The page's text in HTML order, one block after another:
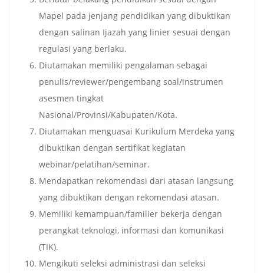
Mapel pada jenjang pendidikan yang dibuktikan
dengan salinan Ijazah yang linier sesuai dengan
regulasi yang berlaku.
Diutamakan memiliki pengalaman sebagai
penulis/reviewer/pengembang soal/instrumen
asesmen tingkat
Nasional/Provinsi/Kabupaten/Kota.
Diutamakan menguasai Kurikulum Merdeka yang
dibuktikan dengan sertifikat kegiatan
webinar/pelatihan/seminar.
Mendapatkan rekomendasi dari atasan langsung
yang dibuktikan dengan rekomendasi atasan.
Memiliki kemampuan/familier bekerja dengan
perangkat teknologi, informasi dan komunikasi
(TIK).
Mengikuti seleksi administrasi dan seleksi